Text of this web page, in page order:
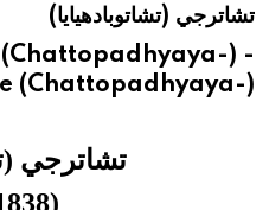
هيئة الموسوعة العربية
تشاترجي (تشاتوبادهيايا)
) -
(Chattopadhyaya-)
تشاترجي
(1838 ـ